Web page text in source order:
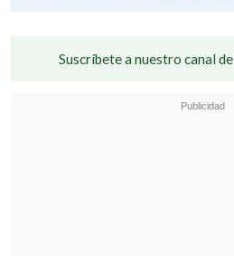
Suscríbete a nuestro canal de